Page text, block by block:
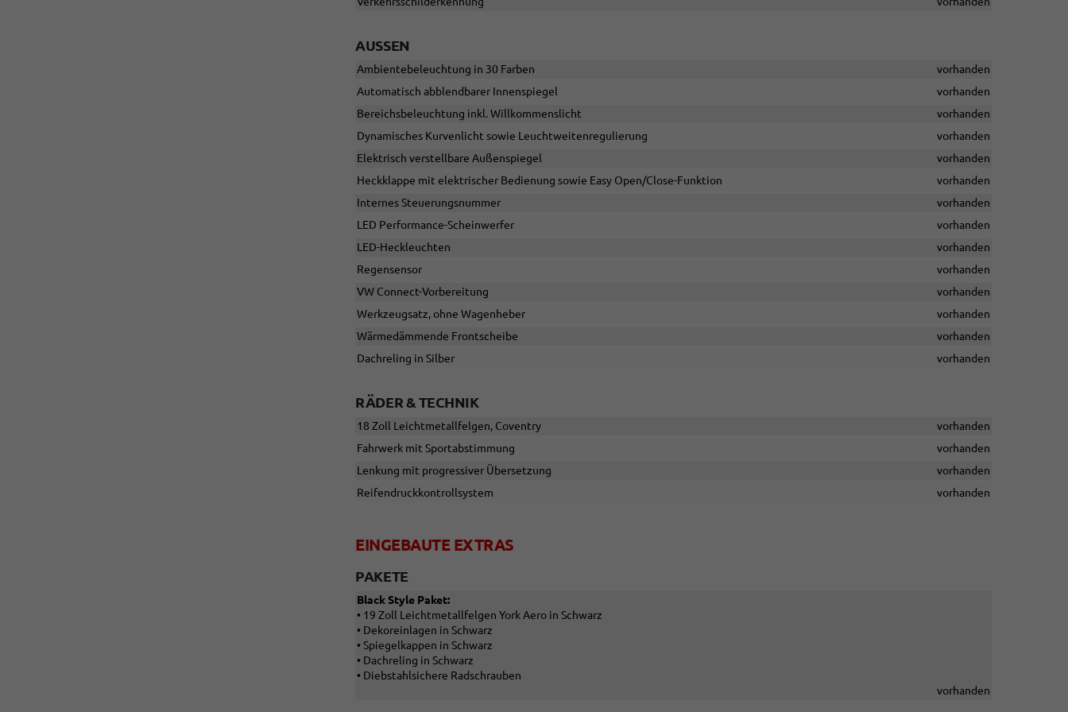
AUSSEN
Ambientebeleuchtung in 30 Farben
vorhanden
Automatisch abblendbarer Innenspiegel
vorhanden
Bereichsbeleuchtung inkl. Willkommenslicht
vorhanden
Dynamisches Kurvenlicht sowie Leuchtweitenregulierung
vorhanden
Elektrisch verstellbare Außenspiegel
vorhanden
Heckklappe mit elektrischer Bedienung sowie Easy Open/Close-Funktion
vorhanden
Internes Steuerungsnummer
vorhanden
LED Performance-Scheinwerfer
vorhanden
LED-Heckleuchten
vorhanden
Regensensor
vorhanden
VW Connect-Vorbereitung
vorhanden
Werkzeugsatz, ohne Wagenheber
vorhanden
Wärmedämmende Frontscheibe
vorhanden
Dachreling in Silber
vorhanden
RÄDER & TECHNIK
18 Zoll Leichtmetallfelgen, Coventry
vorhanden
Fahrwerk mit Sportabstimmung
vorhanden
Lenkung mit progressiver Übersetzung
vorhanden
Reifendruckkontrollsystem
vorhanden
EINGEBAUTE EXTRAS
PAKETE
Black Style Paket:
• 19 Zoll Leichtmetallfelgen York Aero in Schwarz
• Dekoreinlagen in Schwarz
• Spiegelkappen in Schwarz
• Dachreling in Schwarz
• Diebstahlsichere Radschrauben
vorhanden